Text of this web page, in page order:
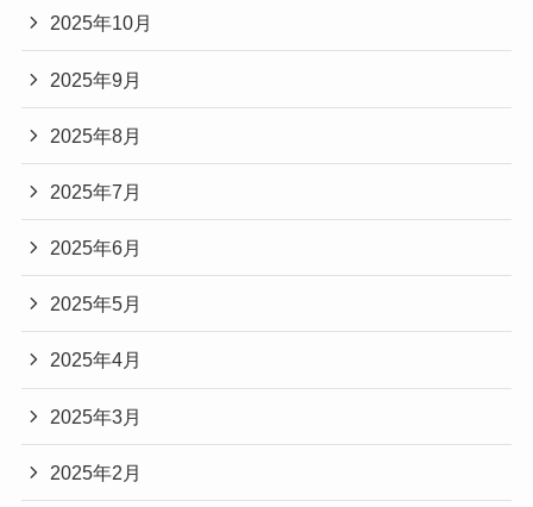
2025年10月
2025年9月
2025年8月
2025年7月
2025年6月
2025年5月
2025年4月
2025年3月
2025年2月